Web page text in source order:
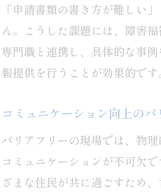
「申請書類の書き方が難しい
ん。こうした課題には、障害
専門職と連携し、具体的な事
報提供を行うことが効果的です
コミュニケーション向上の
バリアフリーの現場では、物
コミュニケーションが不可欠
ざまな住民が共に過ごすため